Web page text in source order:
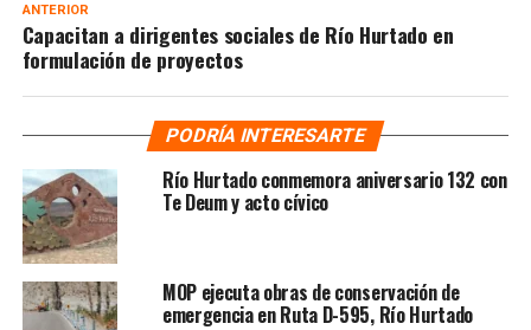
ANTERIOR
Capacitan a dirigentes sociales de Río Hurtado en
formulación de proyectos
PODRÍA INTERESARTE
Río Hurtado conmemora aniversario 132 con
Te Deum y acto cívico
MOP ejecuta obras de conservación de
emergencia en Ruta D-595, Río Hurtado